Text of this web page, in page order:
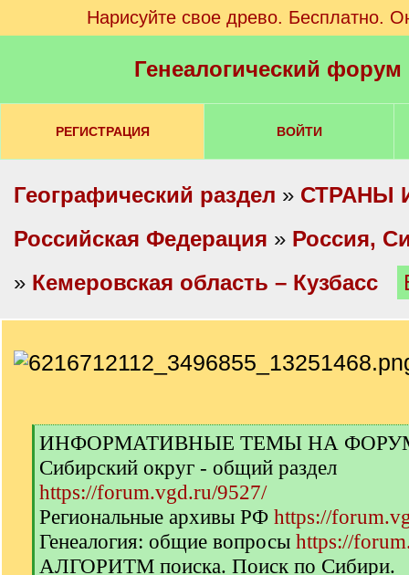
Нарисуйте свое древо. Бесплатно.
Генеалогический
РЕГИСТРАЦИЯ ВОЙТИ
Географический раздел » СТРАНЫ
Российская Федерация » Россия,
» Кемеровская область – Кузбасс
[
q
]
ИНФОРМАТИВНЫЕ ТЕМЫ НА
Сибирский округ - общий раздел
https://forum.vgd.ru/9527/
Региональные архивы РФ https://
Генеалогия: общие вопросы https://
АЛГОРИТМ поиска. Поиск по Сибири.